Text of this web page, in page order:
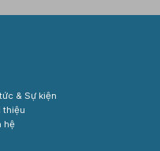
& Sự kiện
thiệu
hệ